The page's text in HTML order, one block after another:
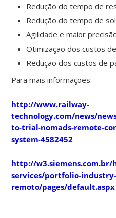
Redução do tempo de
Redução do tempo de
Agilidade e maior
Otimização dos custos
Redução dos custos de
Para mais informações:
http://www.railway-
technology.com/news/
to-trial-nomads-remote-
system-4582452
http://
services/portfolio-industry-
remoto/pages/default.aspx